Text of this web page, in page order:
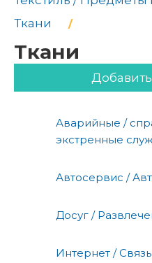
Ткани
Ткани
Аварийные /
экстренные
Автосервис /
Досуг /
Интернет /